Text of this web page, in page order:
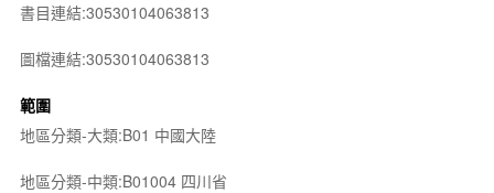
書目連結:30530104063813
圖檔連結:30530104063813
範圍
地區分類-大類:B01 中國大陸
地區分類-中類:B01004 四川省